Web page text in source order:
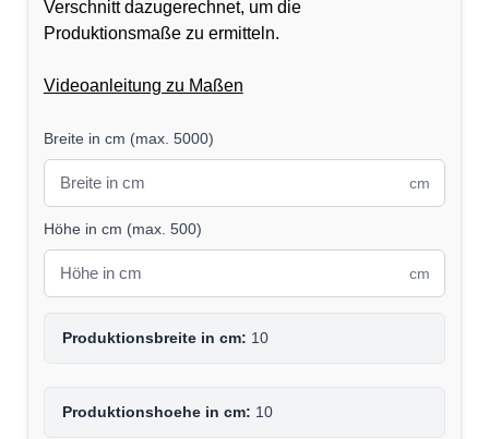
Verschnitt dazugerechnet, um die
Produktionsmaße zu ermitteln.
Videoanleitung zu Maßen
Breite in cm (max. 5000)
cm
Höhe in cm (max. 500)
cm
Produktionsbreite in cm: 10
Produktionshoehe in cm: 10